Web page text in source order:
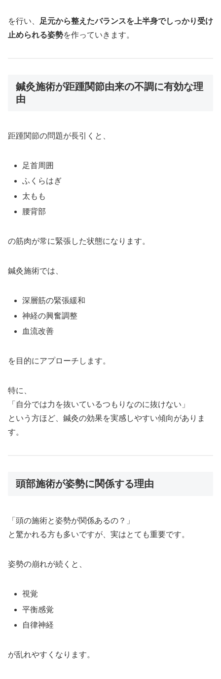
を行い、
足元から整えたバランスを上半身でしっかり受け
止められる姿勢を作っていきます。
鍼灸施術が距踵関節由来の不調に有効な理
由
距踵関節の問題が長引くと、
足首周囲
ふくらはぎ
太もも
腰背部
の筋肉が常に緊張した状態になります。
鍼灸施術では、
深層筋の緊張緩和
神経の興奮調整
血流改善
を目的にアプローチします。
特に、
「自分では力を抜いているつもりなのに抜けない」
という方ほど、鍼灸の効果を実感しやすい傾向がありま
す。
頭部施術が姿勢に関係する理由
「頭の施術と姿勢が関係あるの？」
と驚かれる方も多いですが、実はとても重要です。
姿勢の崩れが続くと、
視覚
平衡感覚
自律神経
が乱れやすくなります。